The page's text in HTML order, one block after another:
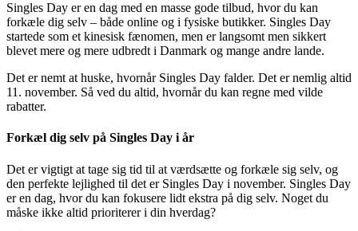
Singles Day er en dag med en masse gode tilbud, hvor du kan
forkæle dig selv – både online og i fysiske butikker. Singles Day
startede som et kinesisk fænomen, men er langsomt men sikkert
blevet mere og mere udbredt i Danmark og mange andre lande.
Det er nemt at huske, hvornår Singles Day falder. Det er nemlig altid
11. november. Så ved du altid, hvornår du kan regne med vilde
rabatter.
Forkæl dig selv på Singles Day i år
Det er vigtigt at tage sig tid til at værdsætte og forkæle sig selv, og
den perfekte lejlighed til det er Singles Day i november. Singles Day
er en dag, hvor du kan fokusere lidt ekstra på dig selv. Noget du
måske ikke altid prioriterer i din hverdag?